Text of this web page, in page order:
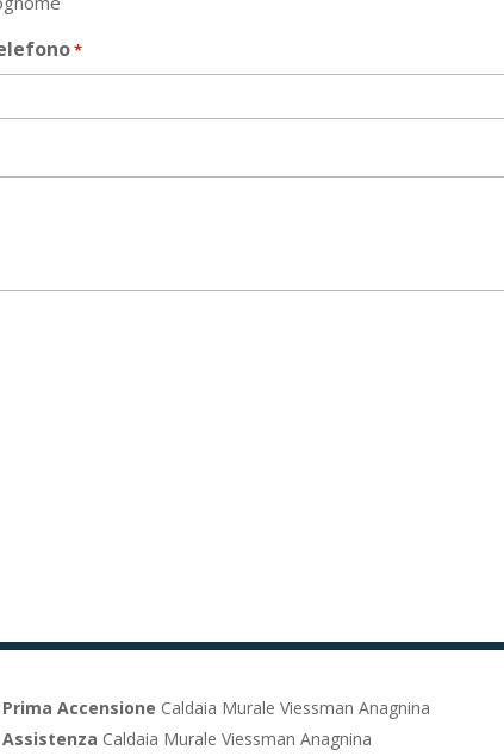
*
Prima Accensione Caldaia Murale Viessman Anagnina
Assistenza Caldaia Murale Viessman Anagnina